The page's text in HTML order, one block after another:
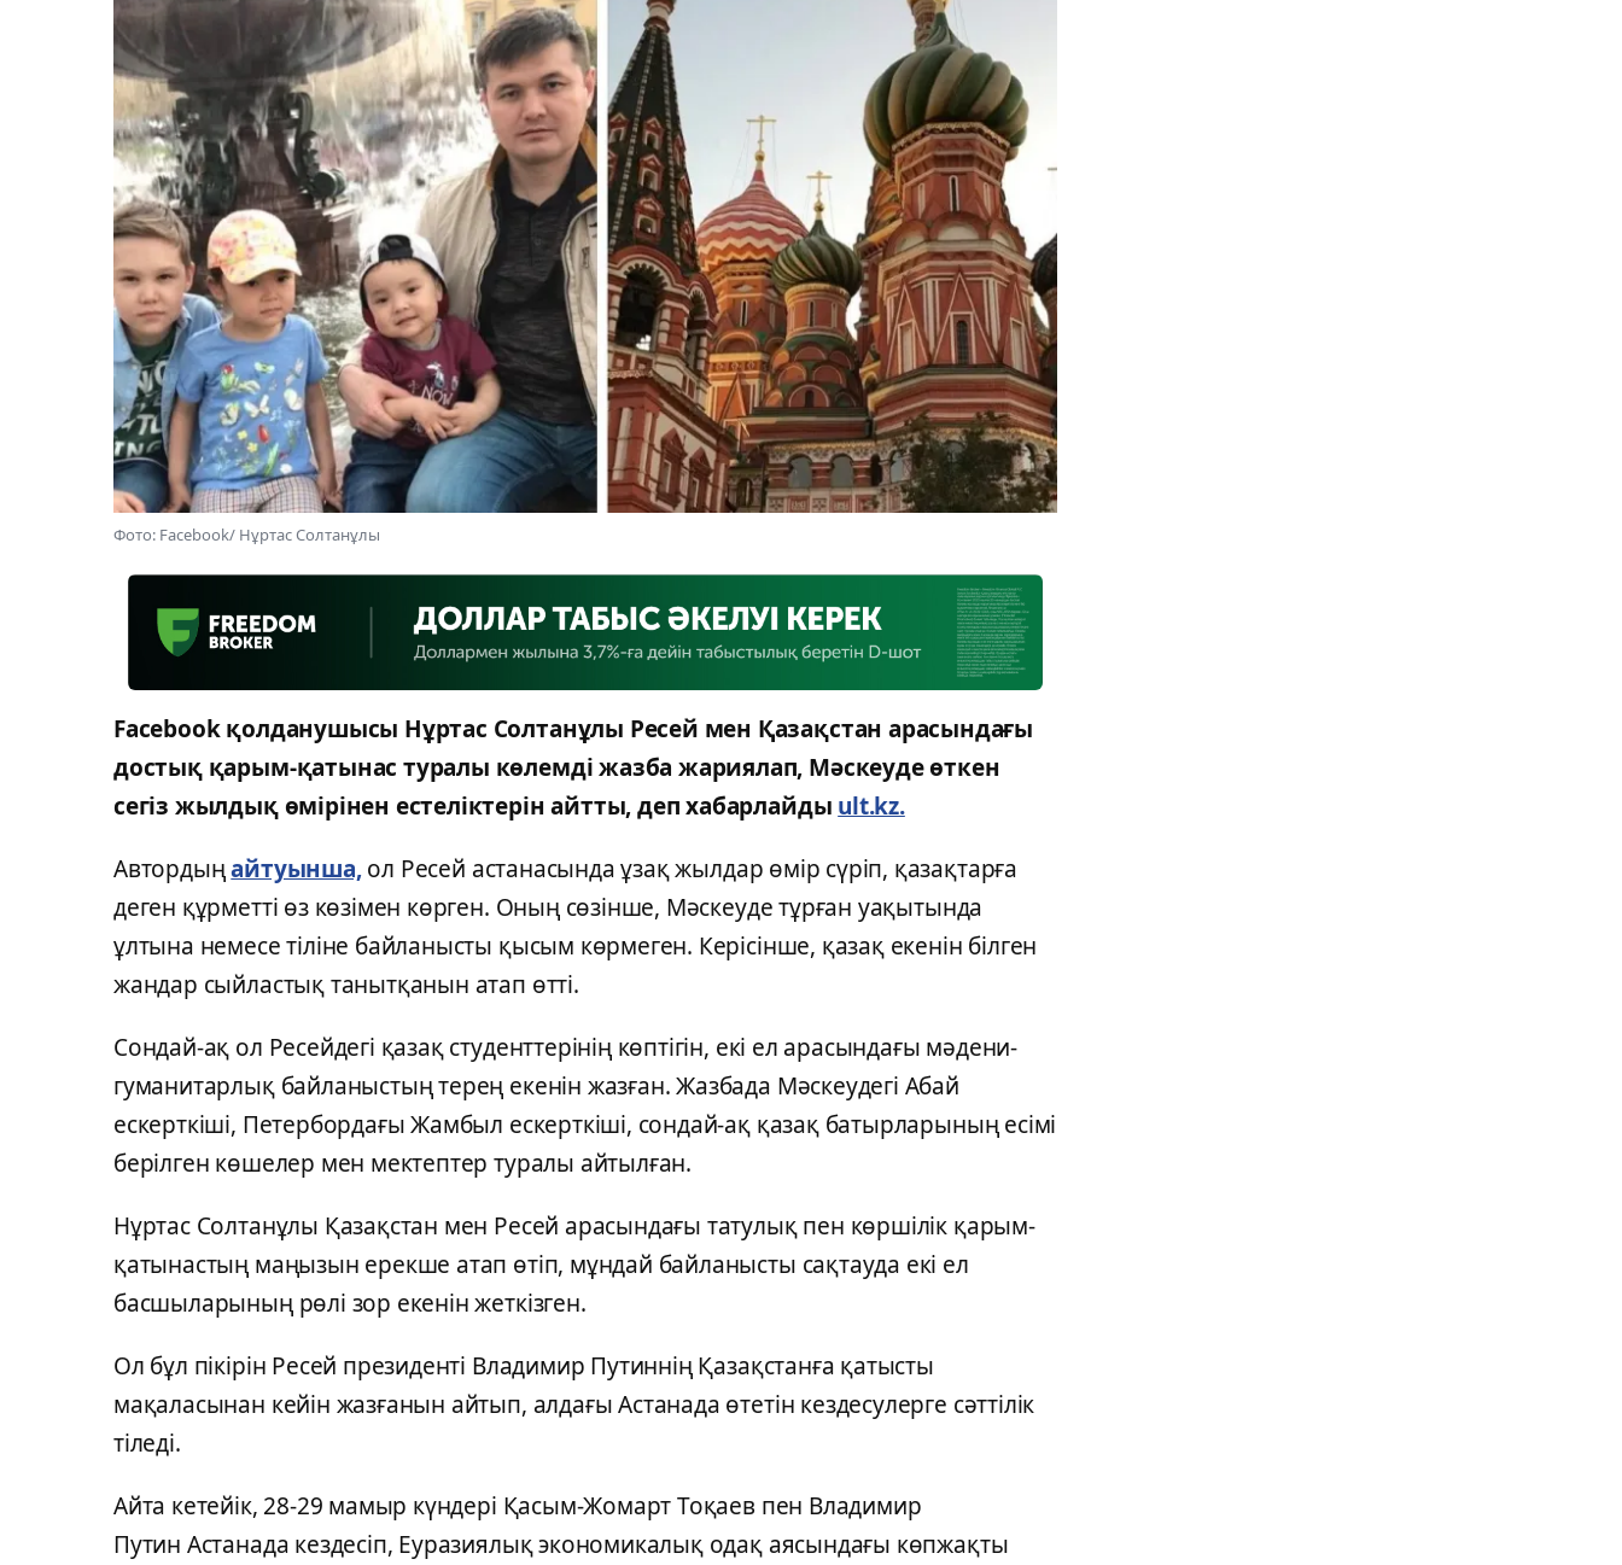
Фото: Facebook/ Нұртас Солтанұлы
Facebook қолданушысы Нұртас Солтанұлы Ресей мен Қазақстан арасындағы
достық қарым-қатынас туралы көлемді жазба жариялап, Мәскеуде өткен
сегіз жылдық өмірінен естеліктерін айтты, деп хабарлайды ult.kz.
Автордыңайтуынша,ол Ресей астанасында ұзақ жылдар өмір сүріп, қазақтарға
деген құрметті өз көзімен көрген. Оның сөзінше, Мәскеуде тұрған уақытында
ұлтына немесе тіліне байланысты қысым көрмеген. Керісінше, қазақ екенін білген
жандар сыйластық танытқанын атап өтті.
Сондай-ақ ол Ресейдегі қазақ студенттерінің көптігін, екі ел арасындағы мәдени-
гуманитарлық байланыстың терең екенін жазған. Жазбада Мәскеудегі Абай
ескерткіші, Петербордағы Жамбыл ескерткіші, сондай-ақ қазақ батырларының есімі
берілген көшелер мен мектептер туралы айтылған.
Нұртас Солтанұлы Қазақстан мен Ресей арасындағы татулық пен көршілік қарым-
қатынастың маңызын ерекше атап өтіп, мұндай байланысты сақтауда екі ел
басшыларының рөлі зор екенін жеткізген.
Ол бұл пікірін Ресей президенті Владимир Путиннің Қазақстанға қатысты
мақаласынан кейін жазғанын айтып, алдағы Астанада өтетін кездесулерге сәттілік
тіледі.
Айта кетейік, 28-29 мамыр күндері Қасым-Жомарт Тоқаев пен Владимир
Путин Астанада кездесіп, Еуразиялық экономикалық одақ аясындағы көпжақты